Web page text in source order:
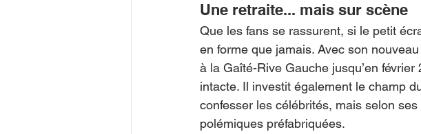
Une retraite... mais sur scène
Que les fans se rassurent, si le petit
en forme que jamais. Avec son
à la Gaîté-Rive Gauche jusqu’en
intacte. Il investit également le champ
confesser les célébrités, mais selon
polémiques préfabriquées.